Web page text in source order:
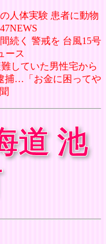
人体実験 患者に動物
続く 警戒を 台風15号
ース
していた男性宅から
捕…「お金に困ってや
道 池